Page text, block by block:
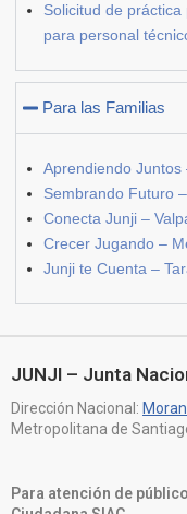
Solicitud de
para personal
Para las Familias
Aprendiendo Juntos
Sembrando Futuro
Conecta Junji –
Crecer Jugando –
Junji te Cuenta –
JUNJI – Junta
Dirección Nacional:
Metropolitana de
Para atención de